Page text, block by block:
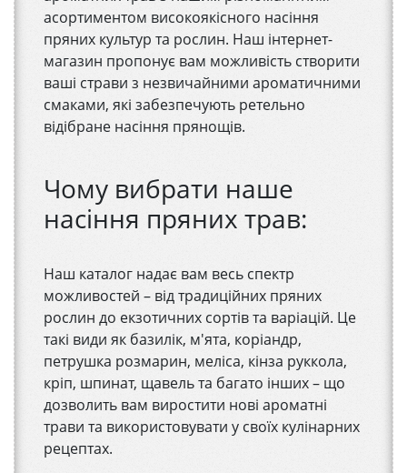
асортиментом високоякісного насіння
пряних культур та рослин. Наш інтернет-
магазин пропонує вам можливість створити
ваші страви з незвичайними ароматичними
смаками, які забезпечують ретельно
відібране насіння прянощів.
Чому вибрати наше
насіння пряних трав:
Наш каталог надає вам весь спектр
можливостей – від традиційних пряних
рослин до екзотичних сортів та варіацій. Це
такі види як базилік, м'ята, коріандр,
петрушка розмарин, меліса, кінза руккола,
кріп, шпинат, щавель та багато інших – що
дозволить вам виростити нові ароматні
трави та використовувати у своїх кулінарних
рецептах.